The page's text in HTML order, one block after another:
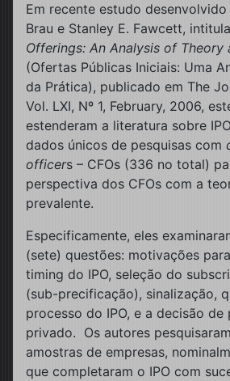
Em recente estudo
Brau e Stanley E. Fawcett,
Offerings: An Analysis of Theory
(Ofertas Públicas Iniciais: Uma
da Prática), publicado em The
Vol. LXI, Nº 1, February, 2006,
estenderam a literatura sobre
dados únicos de pesquisas com
officers – CFOs (336 no total)
perspectiva dos CFOs com a
prevalente.
Especificamente, eles
(sete) questões: motivações
timing do IPO, seleção do
(sub-precificação), sinalização,
processo do IPO, e a decisão de
privado. Os autores
amostras de empresas,
que completaram o IPO com